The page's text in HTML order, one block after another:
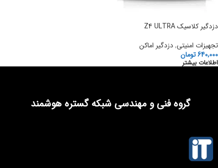
دزدگیر کلاسیک Z4 ULTRA
تجهیزات امنیتی,دزدگیر اماکن
640,000تومان
اطلاعات بیشتر
گروه فنی و مهندسی شبکه گستره هوشمند